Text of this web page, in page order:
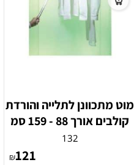
מוט מתכוונן לתלייה והורדת
קולבים אורך 88 - 159 סמ
132
₪121